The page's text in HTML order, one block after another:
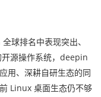
球排名中表现突出、
源操作系统，deepin
用、深耕自研生态的同
Linux 桌面生态仍不够